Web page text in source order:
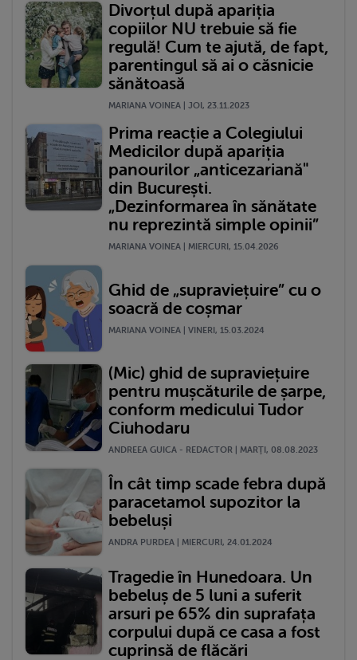
Divorțul după apariția
copiilor NU trebuie să fie
regulă! Cum te ajută, de fapt,
parentingul să ai o căsnicie
sănătoasă
MARIANA VOINEA | JOI, 23.11.2023
Prima reacție a Colegiului
Medicilor după apariția
panourilor „anticezariană"
din București.
„Dezinformarea în sănătate
nu reprezintă simple opinii”
MARIANA VOINEA | MIERCURI, 15.04.2026
Ghid de „supraviețuire” cu o
soacră de coșmar
MARIANA VOINEA | VINERI, 15.03.2024
(Mic) ghid de supraviețuire
pentru mușcăturile de șarpe,
conform medicului Tudor
Ciuhodaru
ANDREEA GUICA - REDACTOR | MARŢI, 08.08.2023
În cât timp scade febra după
paracetamol supozitor la
bebeluși
ANDRA PURDEA | MIERCURI, 24.01.2024
Tragedie în Hunedoara. Un
bebeluș de 5 luni a suferit
arsuri pe 65% din suprafața
corpului după ce casa a fost
cuprinsă de flăcări